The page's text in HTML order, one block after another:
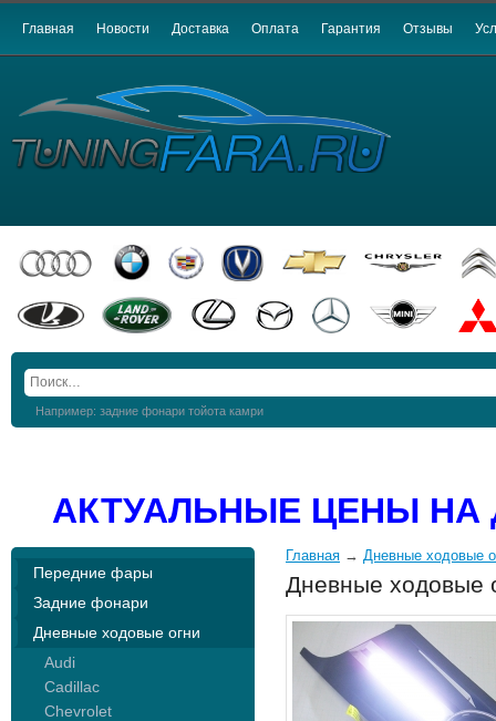
Главная Новости Доставка Оплата Гарантия Отзывы
Например: задние фонари тойота камри
АКТУАЛЬНЫЕ ЦЕНЫ
Передние фары
Задние фонари
Дневные ходовые огни
Audi
Cadillac
Chevrolet
Главная → Дневные ходовые
Дневные ходовые